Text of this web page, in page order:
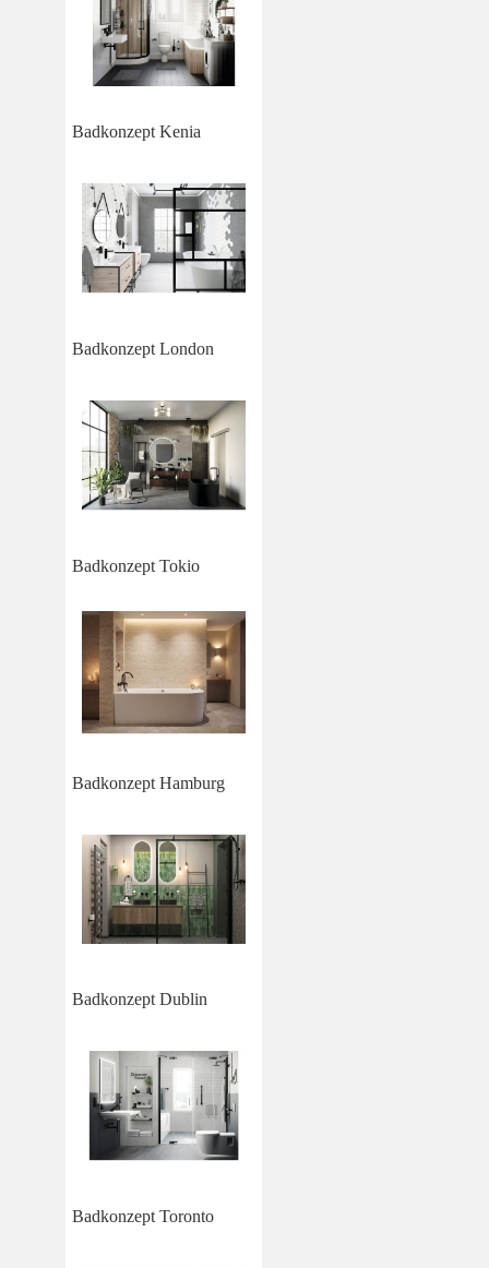
Badkonzept Kenia
Badkonzept London
Badkonzept Tokio
Badkonzept Hamburg
Badkonzept Dublin
Badkonzept Toronto